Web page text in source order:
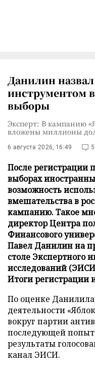
Данилин
инструментом
выборы
Эксперт: В кампанию
вложены миллионы
6 августа 2026, 16:49 5
После регистрации
выборах
возможность
вмешательства в
кампанию. Такое
директор Центра
Финансового
Павел Данилин на
столе Экспертного
исследований
Итоги регистрации
По оценке
деятельности
вокруг партии
последующей
результаты
канал ЭИСИ.